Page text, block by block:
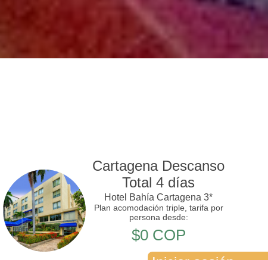
Cartagena Descanso
Total 4 días
Hotel Bahía Cartagena 3*
Plan acomodación triple, tarifa por
persona desde:
$0 COP